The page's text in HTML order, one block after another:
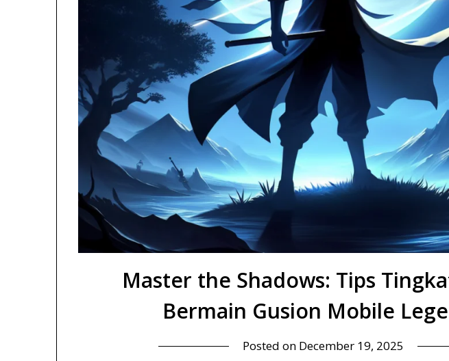
Master the Shadows: Tips
Bermain Gusion Mobile
Posted on December 19, 2025